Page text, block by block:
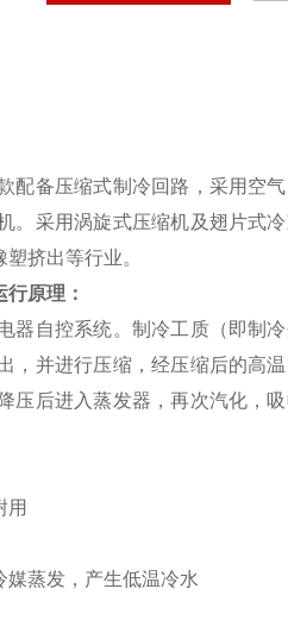
配备压缩式制冷回路，采用空
采用涡旋式压缩机及翅片式
挤出等行业。
行原理：
自控系统。制冷工质（即制
并进行压缩，经压缩后的高
后进入蒸发器，再次汽化，
用
蒸发，产生低温冷水